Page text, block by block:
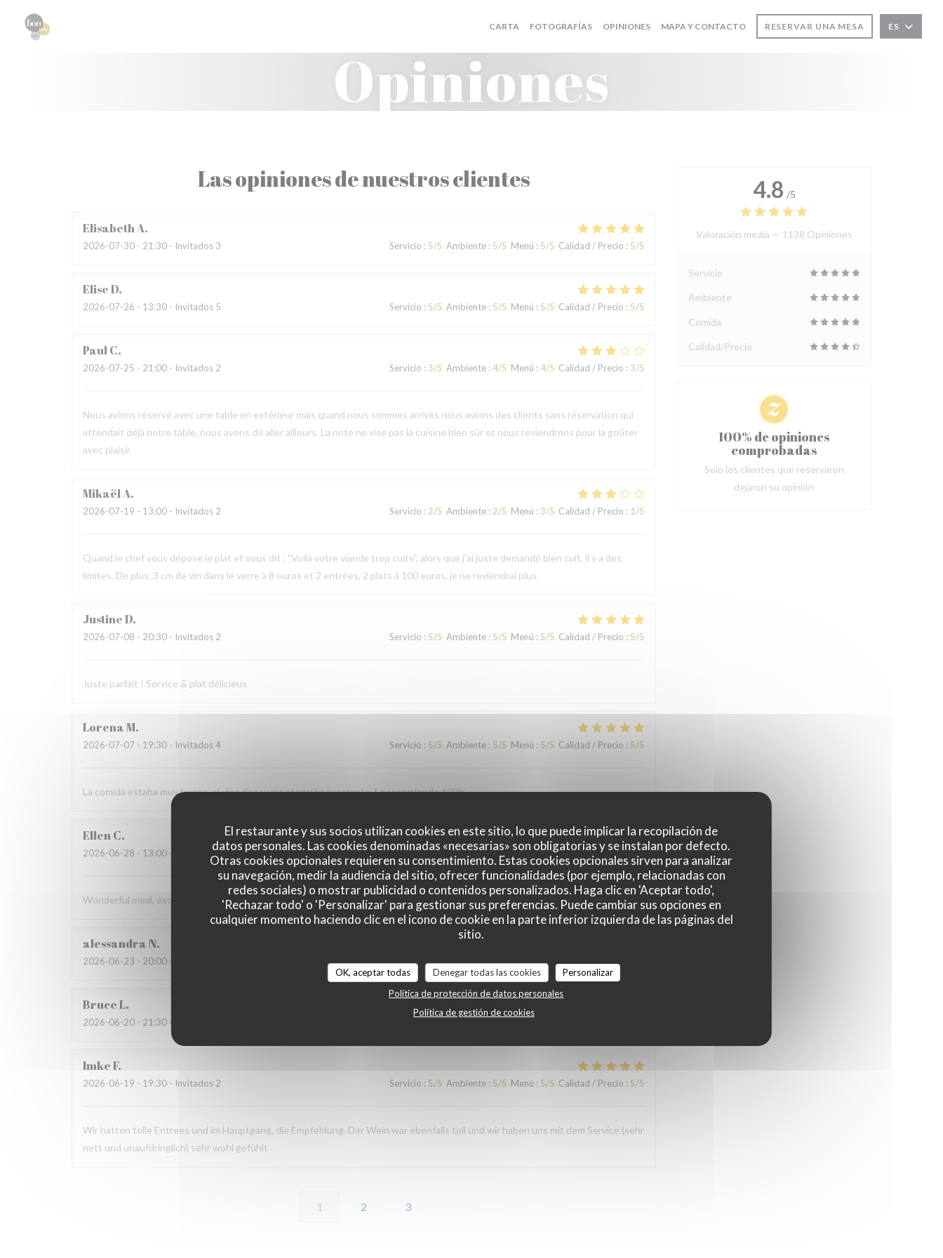
El restaurante y sus socios utilizan cookies en este sitio, lo que puede implicar la recopilación de
datos personales. Las cookies denominadas «necesarias» son obligatorias y se instalan por defecto.
Otras cookies opcionales requieren su consentimiento. Estas cookies opcionales sirven para analizar
su navegación, medir la audiencia del sitio, ofrecer funcionalidades (por ejemplo, relacionadas con
redes sociales) o mostrar publicidad o contenidos personalizados. Haga clic en 'Aceptar todo',
'Rechazar todo' o 'Personalizar' para gestionar sus preferencias. Puede cambiar sus opciones en
cualquier momento haciendo clic en el icono de cookie en la parte inferior izquierda de las páginas del
sitio.
OK, aceptar todas Denegar todas las cookies
Personalizar
Política de protección de datos personales
Política de gestión de cookies
CARTA FOTOGRAFÍAS OPINIONES MAPA Y CONTACTO RESERVAR UNA MESA ES
Opiniones
Las opiniones de nuestros clientes
ElisabethA
2026-07-30 - 21:30 - Invitados 3 Servicio : 5/5 Ambiente: 5/5 Menú : 5/5 Calidad / Precio : 5/5
EliseD
2026-07-26 - 13:30 - Invitados 5 Servicio : 5/5 Ambiente: 5/5 Menú : 5/5 Calidad / Precio : 5/5
PaulC
2026-07-25 - 21:00 - Invitados 2 Servicio : 3/5 Ambiente: 4/5 Menú : 4/5 Calidad / Precio : 3/5
Nous avions réservé avec une table en extérieur mais quand nous sommes arrivés nous avions des clients sans réservation qui
attendait déjà notre table, nous avons dû aller ailleurs. La note ne vise pas la cuisine bien sûr et nous reviendrons pour la goûter
avec plaisir.
MikaëlA
2026-07-19 - 13:00 - Invitados 2 Servicio : 2/5 Ambiente: 2/5 Menú : 3/5 Calidad / Precio : 1/5
Quand le chef vous dépose le plat et vous dit : "Voilà votre viande trop cuite", alors que j'ai juste demandé bien cuit, il y a des
limites. De plus, 3 cm de vin dans le verre à 8 euros et 2 entrées, 2 plats à 100 euros, je ne reviendrai plus.
JustineD
2026-07-08 - 20:30 - Invitados 2 Servicio : 5/5 Ambiente: 5/5 Menú : 5/5 Calidad / Precio : 5/5
Juste parfait ! Service & plat délicieux
LorenaM
2026-07-07 - 19:30 - Invitados 4 Servicio : 5/5 Ambiente: 5/5 Menú : 5/5 Calidad / Precio : 5/5
La comida estaba muy buena, el vino rico y una atención excelente. Lo recomiendo 100%.
EllenC
2026-06-28 - 13:00 - Invitados 4 Servicio:5/5 Ambiente: 5/5 Menú : 5/5 Calidad / Precio: 5/5
Wonderful meal, excellent service, and a beautiful environment. We will definitely be back!
alessandra N
2026-06-23 - 20:00 - Invitados 4 Servicio 5/5 Ambiente:4/5 Menú:5/5
BruceL
2026-06-20 - 21:30 - Invitados 2
ImkeF
2026-06-19 - 19:30 - Invitados 2 Servicio : 5/5 Ambiente: 5/5 Menú : 5/5 Calidad / Precio : 5/5
Wir hatten tolle Entrees und im Hauptgang, die Empfehlung. Der Wein war ebenfalls toll und wir haben uns mit dem Service (sehr
nett und unaufdringlich) sehr wohl gefühlt
1 2 3
4.8 /5
Valoración media — 1138 Opiniones
Servicio
Ambiente
Comida
Calidad/Precio
100% de opiniones
comprobadas
Solo los clientes que reservaron
dejaron su opinión